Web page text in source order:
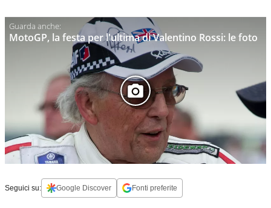
MotoGP, la festa per l'ultima di Valentino Rossi: le foto
Seguici su: Google Discover Fonti preferite